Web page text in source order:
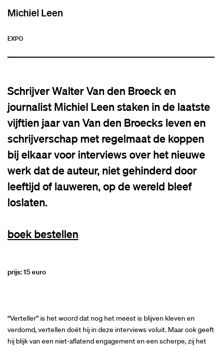
Michiel Leen
EXPO
Schrijver Walter Van den Broeck en
journalist Michiel Leen staken in de laatste
vijftien jaar van Van den Broecks leven en
schrijverschap met regelmaat de koppen
bij elkaar voor interviews over het nieuwe
werk dat de auteur, niet gehinderd door
leeftijd of lauweren, op de wereld bleef
loslaten.
boek bestellen
prijs: 15 euro
“Verteller” is het woord dat nog het meest is blijven kleven en
verdomd, vertellen doét hij in deze interviews voluit. Maar ook geeft
hij blijk van een niet-aflatend engagement en een scherpe, zij het